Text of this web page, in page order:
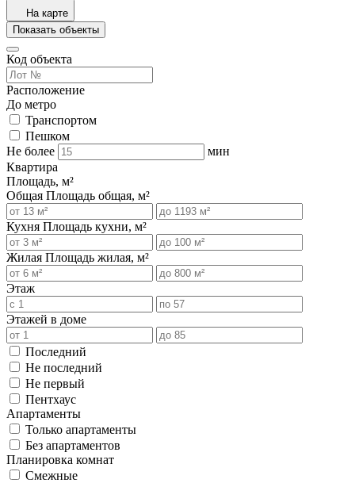
На карте
Показать объекты
Код объекта
Расположение
До метро
Транспортом
Пешком
Не более
мин
Квартира
Площадь, м²
Общая Площадь общая, м²
Кухня Площадь кухни, м²
Жилая Площадь жилая, м²
Этаж
Этажей в доме
Последний
Не последний
Не первый
Пентхаус
Апартаменты
Только апартаменты
Без апартаментов
Планировка комнат
Смежные